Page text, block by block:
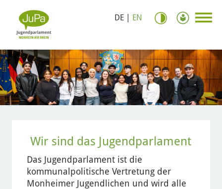
DE EN
Wir sind das Jugendparlament
Das Jugendparlament ist die
kommunalpolitische Vertretung der
Monheimer Jugendlichen und wird alle